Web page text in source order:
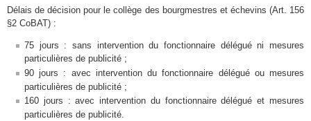
Délais de décision pour le collège des bourgmestres et échevins (Art. 156
§2 CoBAT) :
75 jours : sans intervention du fonctionnaire délégué ni mesures
particulières de publicité ;
90 jours : avec intervention du fonctionnaire délégué ou mesures
particulières de publicité ;
160 jours : avec intervention du fonctionnaire délégué et mesures
particulières de publicité.